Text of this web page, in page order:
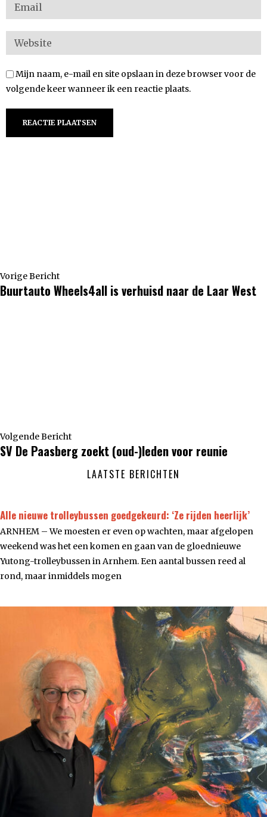
Mijn naam, e-mail en site opslaan in deze browser voor de
volgende keer wanneer ik een reactie plaats.
Vorige Bericht
Buurtauto Wheels4all is verhuisd naar de Laar West
Volgende Bericht
SV De Paasberg zoekt (oud-)leden voor reunie
LAATSTE BERICHTEN
Alle nieuwe trolleybussen goedgekeurd: ‘Ze rijden heerlijk’
ARNHEM – We moesten er even op wachten, maar afgelopen
weekend was het een komen en gaan van de gloednieuwe
Yutong-trolleybussen in Arnhem. Een aantal bussen reed al
rond, maar inmiddels mogen